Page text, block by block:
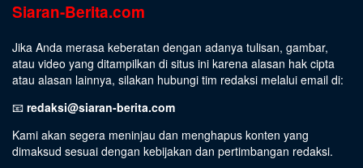
Siaran-Berita.com
Jika Anda merasa keberatan dengan adanya tulisan, gambar,
atau video yang ditampilkan di situs ini karena alasan hak cipta
atau alasan lainnya, silakan hubungi tim redaksi melalui email di:
📧 redaksi@siaran-berita.com
Kami akan segera meninjau dan menghapus konten yang
dimaksud sesuai dengan kebijakan dan pertimbangan redaksi.